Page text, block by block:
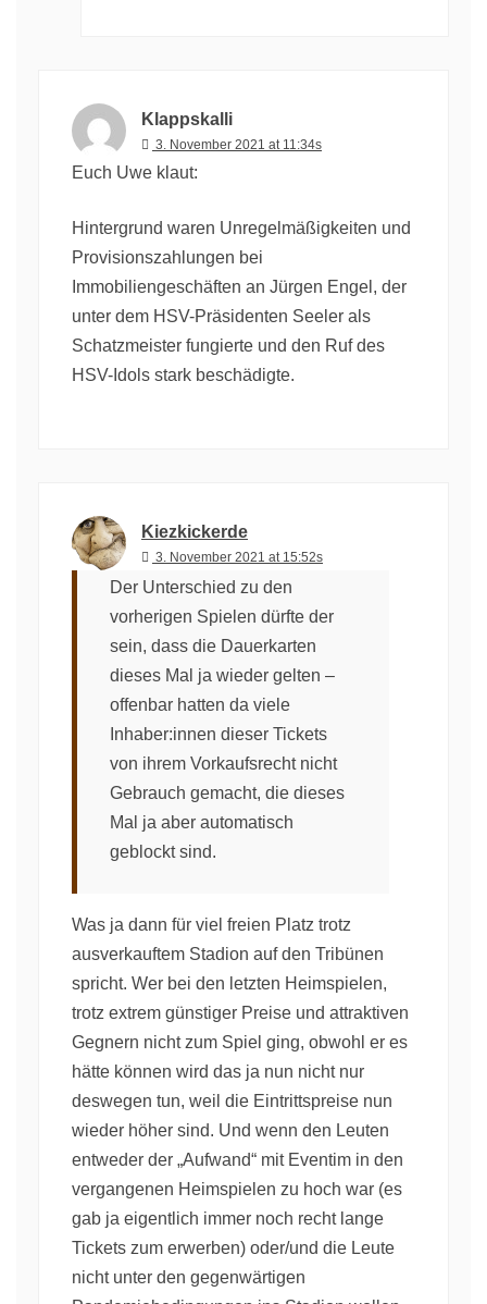
Klappskalli
3. November 2021 at 11:34s
Euch Uwe klaut:
Hintergrund waren Unregelmäßigkeiten und
Provisionszahlungen bei
Immobiliengeschäften an Jürgen Engel, der
unter dem HSV-Präsidenten Seeler als
Schatzmeister fungierte und den Ruf des
HSV-Idols stark beschädigte.
Kiezkickerde
3. November 2021 at 15:52s
Der Unterschied zu den
vorherigen Spielen dürfte der
sein, dass die Dauerkarten
dieses Mal ja wieder gelten –
offenbar hatten da viele
Inhaber:innen dieser Tickets
von ihrem Vorkaufsrecht nicht
Gebrauch gemacht, die dieses
Mal ja aber automatisch
geblockt sind.
Was ja dann für viel freien Platz trotz
ausverkauftem Stadion auf den Tribünen
spricht. Wer bei den letzten Heimspielen,
trotz extrem günstiger Preise und attraktiven
Gegnern nicht zum Spiel ging, obwohl er es
hätte können wird das ja nun nicht nur
deswegen tun, weil die Eintrittspreise nun
wieder höher sind. Und wenn den Leuten
entweder der „Aufwand“ mit Eventim in den
vergangenen Heimspielen zu hoch war (es
gab ja eigentlich immer noch recht lange
Tickets zum erwerben) oder/und die Leute
nicht unter den gegenwärtigen